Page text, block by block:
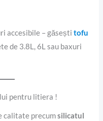
accesibile – găseștitofu
de 3.8L, 6L sau baxuri
pentru litiera !
calitate precumsilicatul